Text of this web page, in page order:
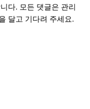
다. 모든 댓글은 관리
달고 기다려 주세요.